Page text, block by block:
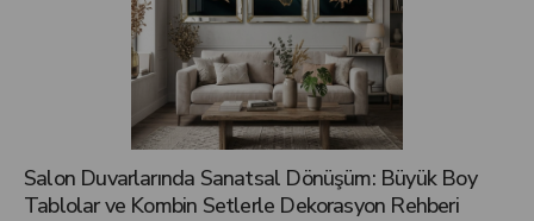
Salon Duvarlarında Sanatsal Dönüşüm: Büyük Boy
Tablolar ve Kombin Setlerle Dekorasyon Rehberi